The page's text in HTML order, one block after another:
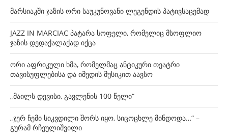
მარსიაკში ჯაზის ორი საუკუნოვანი ლეგენდის პატივსაცემად
JAZZ IN MARCIAC პატარა სოფელი, რომელიც მსოფლიო
ჯაზის დედაქალაქად იქცა
ორი აფრიკული ხმა, რომელმაც ანტიკური თეატრი
თავისუფლებისა და იმედის მუსიკით აავსო
„მაილს დევისი, გავლენის 100 წელი“
„ჯერ ჩემი სიკვდილი შორს იყო, სიცოცხლე მინდოდა…“ –
გურამ რჩეულიშვილი